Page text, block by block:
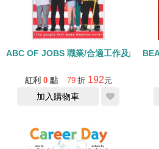
ABC OF JOBS 職業/合適工作及經濟成
紅利 0 點 79 折 192元
加入購物車